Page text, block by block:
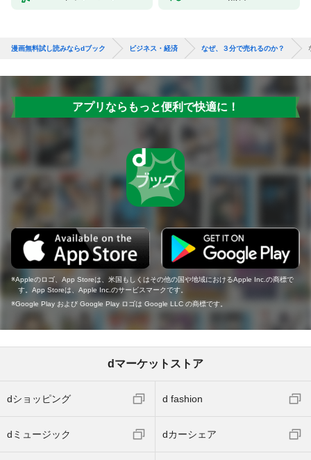
漫画無料試し読みならdブック ビジネス・経済 なぜ、３分で売れるのか？
アプリならもっと便利で快適に！
Appleのロゴ、App Storeは、米国もしくはその他の国や地域におけるApple Inc.の商標で
す。App Storeは、Apple Inc.のサービスマークです。
Google Play および Google Play ロゴは Google LLC の商標です。
dマーケットストア
dショッピング d fashion
dミュージック dカーシェア